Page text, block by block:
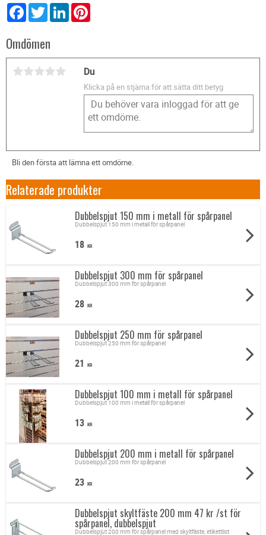
FacebookTwitter LinkedIn
Omdömen
Du
Klicka på en stjärna för att sätta ditt betyg
Bli den första att lämna ett omdöme.
Relaterade produkter
Dubbelspjut 150 mm i metall för spårpanel
Dubbelspjut 150 mm i metall för spårpanel
18 KR
Dubbelspjut 300 mm för spårpanel
Dubbelspjut 300 mm för spårpanel
28 KR
Dubbelspjut 250 mm för spårpanel
Dubbelspjut 250 mm för spårpanel
21 KR
Dubbelspjut 100 mm i metall för spårpanel
Dubbelspjut 100 mm i metall för spårpanel
13 KR
Dubbelspjut 200 mm i metall för spårpanel
Dubbelspjut 200 mm för spårpanel
23 KR
Dubbelspjut skyltfäste 200 mm 47 kr /st för
spårpanel, dubbelspjut
Dubbelspjut 200 mm för spårpanel med skyltfäste, etikettlist